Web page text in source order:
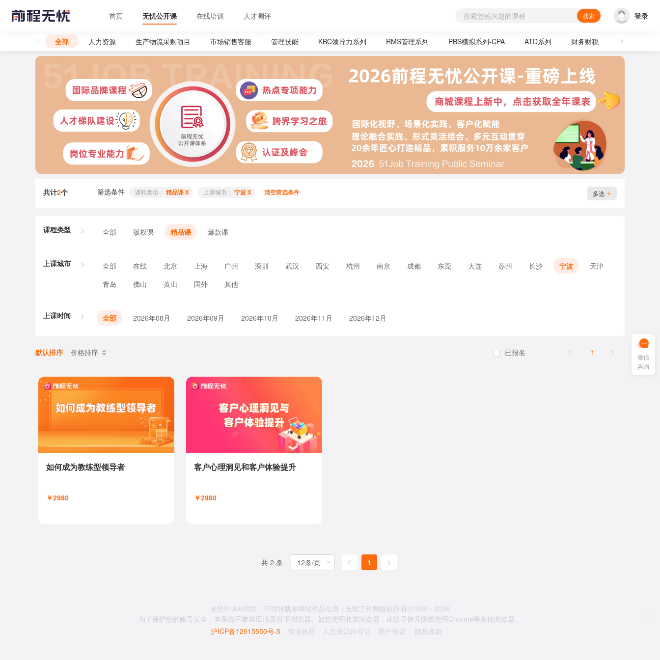
首页 无忧公开课 在线培训 人才测评 搜索 登录
全部 人力资源 生产物流采购项目 市场销售客服 管理技能 KBC领导力系列 RMS管理系列 PBS模拟系列-CPA ATD系列 财务财税 通用技能
共计2个 筛选条件 课程类型： 精品课 X 上课城市： 宁波 X 清空筛选条件 多选
课程类型 全部 版权课 精品课 爆款课
上课城市 全部 在线 北京 上海 广州 深圳 武汉 西安 杭州 南京 成都 东莞 大连 苏州 长沙 宁波
天津
青岛
佛山 黄山 国外 其他
上课时间 全部 2026年08月 2026年09月 2026年10月 2026年11月 2026年12月
默认排序 价格排序 已报名 1
如何成为教练型领导者
￥2980
客户心理洞见和客户体验提升
￥2980
共 2 条 1
未经51Job同意，不得转载本网站作品信息 | 无忧工作网版权所有©1999 - 2026
为了保护您的账号安全，本系统不兼容IE10及以下浏览器。如您使用此类浏览器，建议尽快升级或使用Chrome等其他浏览器。
沪ICP备12015550号-5
营业执照 人力资源许可证 用户协议 隐私条款
微信
咨询